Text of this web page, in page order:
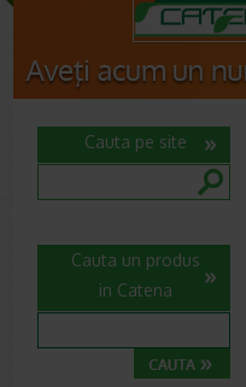
Cauta pe site
Cauta un produs
in Catena